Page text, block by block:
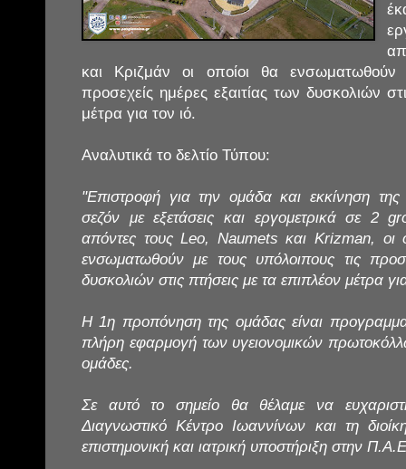
και Κριζμάν οι οποίοι θα ενσωματωθούν
προσεχείς ημέρες εξαιτίας των δυσκολιών
μέτρα για τον ιό.
Αναλυτικά το δελτίο Τύπου:
"Επιστροφή για την ομάδα και εκκίνηση της
σεζόν με εξετάσεις και εργομετρικά σε 2
απόντες τους Leo, Naumets και Krizman, οι
ενσωματωθούν με τους υπόλοιπους τις
δυσκολιών στις πτήσεις με τα επιπλέον μέτρα
Η 1η προπόνηση της ομάδας είναι
πλήρη εφαρμογή των υγειονομικών
ομάδες.
Σε αυτό το σημείο θα θέλαμε να
Διαγνωστικό Κέντρο Ιωαννίνων και τη
επιστημονική και ιατρική υποστήριξη στην